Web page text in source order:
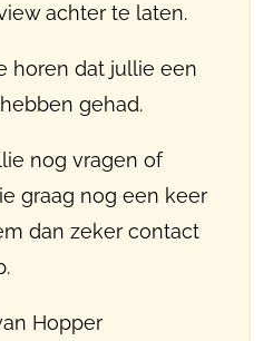
achter te laten.
horen dat jullie een
gehad.
nog vragen of
graag nog een keer
dan zeker contact
Hopper